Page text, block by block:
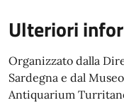
Ulteriori
Organizzato dalla
Sardegna e dal
Antiquarium